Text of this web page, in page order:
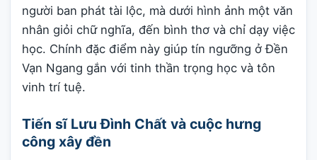
người ban phát tài lộc, mà dưới hình ảnh một văn
nhân giỏi chữ nghĩa, đến bình thơ và chỉ dạy việc
học. Chính đặc điểm này giúp tín ngưỡng ở Đền
Vạn Ngang gắn với tinh thần trọng học và tôn
vinh trí tuệ.
Tiến sĩ Lưu Đình Chất và cuộc hưng
công xây đền